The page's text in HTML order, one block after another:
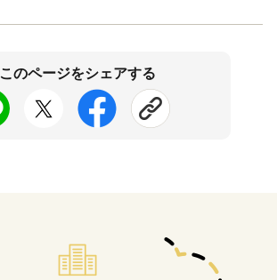
このページをシェアする